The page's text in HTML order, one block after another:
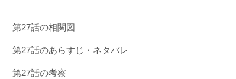
第27話の相関図
第27話のあらすじ・ネタバレ
第27話の考察